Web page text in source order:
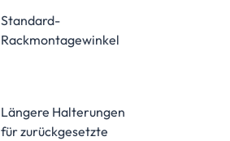
Standard-
Rackmontagewinkel
Längere Halterungen
für zurückgesetzte